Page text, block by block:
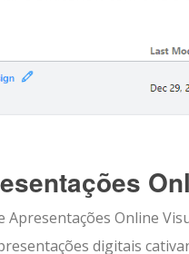
Online
digitais